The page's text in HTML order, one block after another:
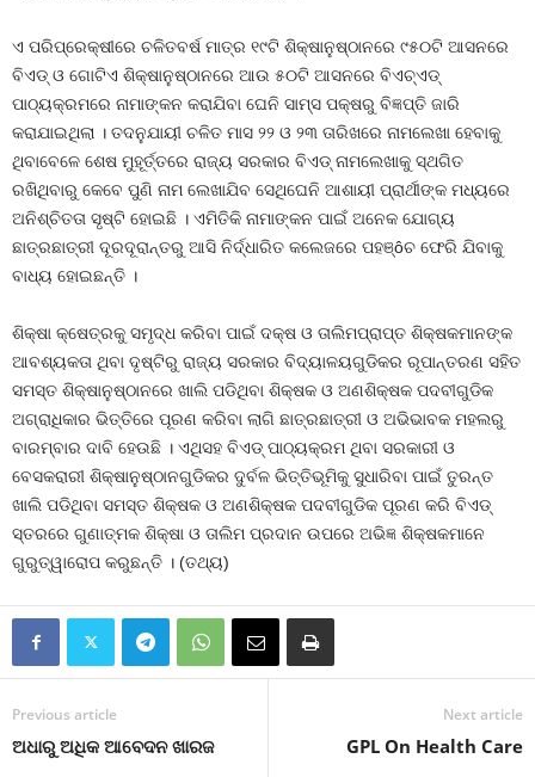
ଏ ପରିପ୍ରେକ୍ଷୀରେ ଚଳିତବର୍ଷ ମାତ୍ର ୧୯ଟି ଶିକ୍ଷାନୁଷ୍ଠାନରେ ୯୫୦ଟି ଆସନରେ
ବିଏଡ୍‍ ଓ ଗୋଟିଏ ଶିକ୍ଷାନୁଷ୍ଠାନରେ ଆଉ ୫୦ଟି ଆସନରେ ବିଏଚ୍‍ଏଡ୍‍
ପାଠ୍ୟକ୍ରମରେ ନାମାଙ୍କନ କରାଯିବା ଘେନି ସାମ୍‍ସ ପକ୍ଷରୁ ବିଜ୍ଞପ୍ତି ଜାରି
କରାଯାଇଥିଲା । ତଦନୁଯାୟୀ ଚଳିତ ମାସ ୨୨ ଓ ୨୩ ତାରିଖରେ ନାମଲେଖା ହେବାକୁ
ଥିବାବେଳେ ଶେଷ ମୁହୂର୍ତ୍ତରେ ରାଜ୍ୟ ସରକାର ବିଏଡ୍‍ ନାମଲେଖାକୁ ସ୍ଥଗିତ
ରଖିଥିବାରୁ କେବେ ପୁଣି ନାମ ଲେଖାଯିବ ସେଥିଘେନି ଆଶାୟୀ ପ୍ରାର୍ଥୀଙ୍କ ମଧ୍ୟରେ
ଅନିଶ୍ଚିତତା ସୃଷ୍ଟି ହୋଇଛି । ଏମିତିକି ନାମାଙ୍କନ ପାଇଁ ଅନେକ ଯୋଗ୍ୟ
ଛାତ୍ରଛାତ୍ରୀ ଦୂରଦୂରାନ୍ତରୁ ଆସି ନିର୍ଦ୍ଧାରିତ କଲେଜରେ ପହଞ୍ôଚ ଫେରି ଯିବାକୁ
ବାଧ୍ୟ ହୋଇଛନ୍ତି ।
ଶିକ୍ଷା କ୍ଷେତ୍ରକୁ ସମୃଦ୍ଧ କରିବା ପାଇଁ ଦକ୍ଷ ଓ ତାଲିମପ୍ରାପ୍ତ ଶିକ୍ଷକମାନଙ୍କ
ଆବଶ୍ୟକତା ଥିବା ଦୃଷ୍ଟିରୁ ରାଜ୍ୟ ସରକାର ବିଦ୍ୟାଳୟଗୁଡିକର ରୂପାନ୍ତରଣ ସହିତ
ସମସ୍ତ ଶିକ୍ଷାନୁଷ୍ଠାନରେ ଖାଲି ପଡିଥିବା ଶିକ୍ଷକ ଓ ଅଣଶିକ୍ଷକ ପଦବୀଗୁଡିକ
ଅଗ୍ରାଧିକାର ଭିତ୍ତିରେ ପୂରଣ କରିବା ଲାଗି ଛାତ୍ରଛାତ୍ରୀ ଓ ଅଭିଭାବକ ମହଲରୁ
ବାରମ୍ବାର ଦାବି ହେଉଛି । ଏଥିସହ ବିଏଡ୍‍ ପାଠ୍ୟକ୍ରମ ଥିବା ସରକାରୀ ଓ
ବେସକରାରୀ ଶିକ୍ଷାନୁଷ୍ଠାନଗୁଡିକର ଦୁର୍ବଳ ଭିତ୍ତିଭୂମିକୁ ସୁଧାରିବା ପାଇଁ ତୁରନ୍ତ
ଖାଲି ପଡିଥିବା ସମସ୍ତ ଶିକ୍ଷକ ଓ ଅଣଶିକ୍ଷକ ପଦବୀଗୁଡିକ ପୂରଣ କରି ବିଏଡ୍‍
ସ୍ତରରେ ଗୁଣାତ୍ମକ ଶିକ୍ଷା ଓ ତାଲିମ ପ୍ରଦାନ ଉପରେ ଅଭିଜ୍ଞ ଶିକ୍ଷକମାନେ
ଗୁରୁତ୍ୱାରୋପ କରୁଛନ୍ତି । (ତଥ୍ୟ)
Previous article
ଅଧାରୁ ଅଧିକ ଆବେଦନ ଖାରଜ
Next article
GPL On Health Care